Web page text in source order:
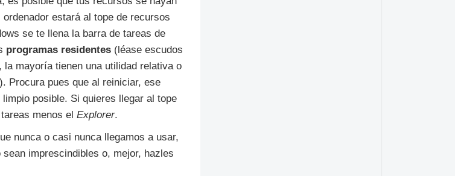
estará al tope de recursos
se te llena la barra de tareas de
programas residentes (léase escudos
mayoría tienen una utilidad relativa o
Procura pues que al reiniciar, ese
posible. Si quieres llegar al tope
menos el Explorer.
nunca o casi nunca llegamos a usar,
imprescindibles o, mejor, hazles